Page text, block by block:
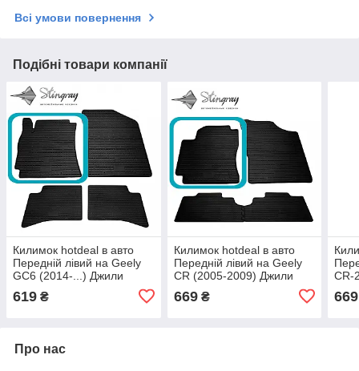
Всі умови повернення
Подібні товари компанії
Килимок hotdeal в авто
Передній лівий на Geely
GC6 (2014-...) Джили
619 ₴
Килимок hotdeal в авто
Передній лівий на Geely
CR (2005-2009) Джили
669₴
CR-
669
Про нас